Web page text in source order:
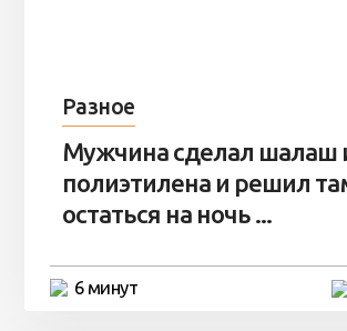
Разное
Мужчина сделал шалаш
полиэтилена и решил
остаться на ночь ...
6 минут